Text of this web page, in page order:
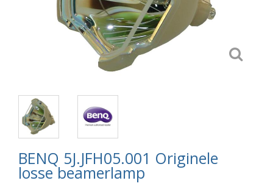
BENQ 5J.JFH05.001 Originele
losse beamerlamp